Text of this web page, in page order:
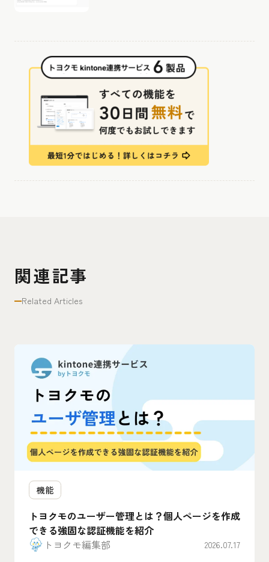
関連記事
Related Articles
機能
トヨクモのユーザー管理とは？個人ページを作成
できる強固な認証機能を紹介
トヨクモ編集部
2026.07.17